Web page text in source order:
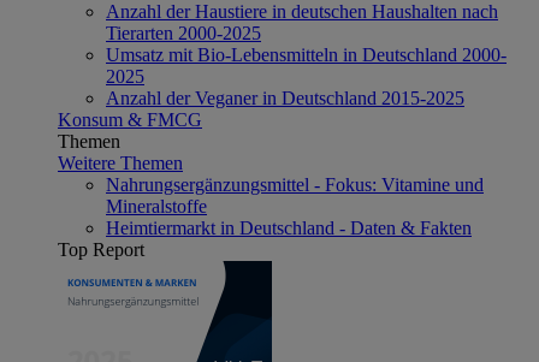
Anzahl der Haustiere in deutschen Haushalten nach
Tierarten 2000-2025
Umsatz mit Bio-Lebensmitteln in Deutschland 2000-
2025
Anzahl der Veganer in Deutschland 2015-2025
Konsum & FMCG
Themen
Weitere Themen
Nahrungsergänzungsmittel - Fokus: Vitamine und
Mineralstoffe
Heimtiermarkt in Deutschland - Daten & Fakten
Top Report